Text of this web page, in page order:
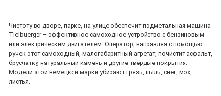
Чистоту во дворе, парке, на улице обеспечит подметальная машина
Tielbuerger – эффективное самоходное устройство с бензиновым
или электрическим двигателем. Оператор, направляя с помощью
ручек этот самоходный, малогабаритный агрегат, почистит асфальт,
брусчатку, натуральный камень и другие твердые покрытия.
Модели этой немецкой марки убирают грязь, пыль, снег, мох,
листья.